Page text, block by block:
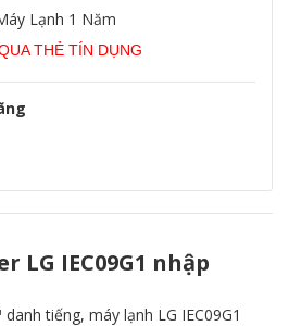
Lạnh 1 Năm
THẺ TÍN DỤNG
LG IEC09G1 nhập
tiếng, máy lạnh LG IEC09G1